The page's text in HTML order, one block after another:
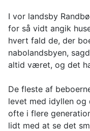
I vor landsby
for så vidt angik
hvert fald de, der
nabolandsbyen,
altid været, og det
De fleste af
levet med idyllen og
ofte i flere
lidt med at se det